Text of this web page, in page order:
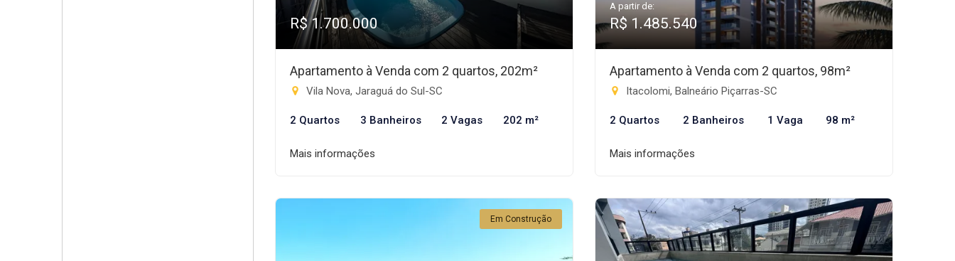
R$ 1.700.000
Apartamento à Venda com 2 quartos, 202m²
Vila Nova, Jaraguá do Sul-SC
2 Quartos 3 Banheiros 2 Vagas 202 m²
Mais informações
A partir de:
R$ 1.485.540
Apartamento à Venda com 2 quartos, 98m²
Itacolomi, Balneário Piçarras-SC
2 Quartos 2 Banheiros 1 Vaga 98 m²
Mais informações
Em Construção